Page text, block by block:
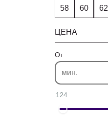
58 60 62
ЦЕНА
От
124